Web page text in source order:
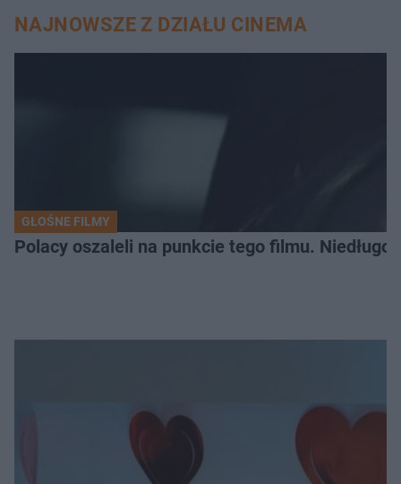
NAJNOWSZE Z DZIAŁU CINEMA
GŁOŚNE FILMY
Polacy oszaleli na punkcie tego filmu. Niedługo